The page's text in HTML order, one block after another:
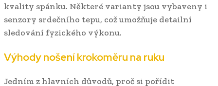
kvality spánku. Některé varianty jsou vybaveny i
senzory srdečního tepu, což umožňuje detailní
sledování fyzického výkonu.
Výhody nošení krokoměru na ruku
Jedním z hlavních důvodů, proč si pořídit